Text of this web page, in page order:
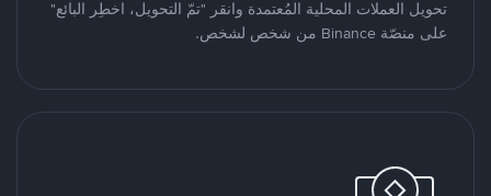
تحويل العملات المحلية المُعتمدة وانقر "تمّ التحويل، اخطِر البائع"
على منصّة Binance من شخص لشخص.